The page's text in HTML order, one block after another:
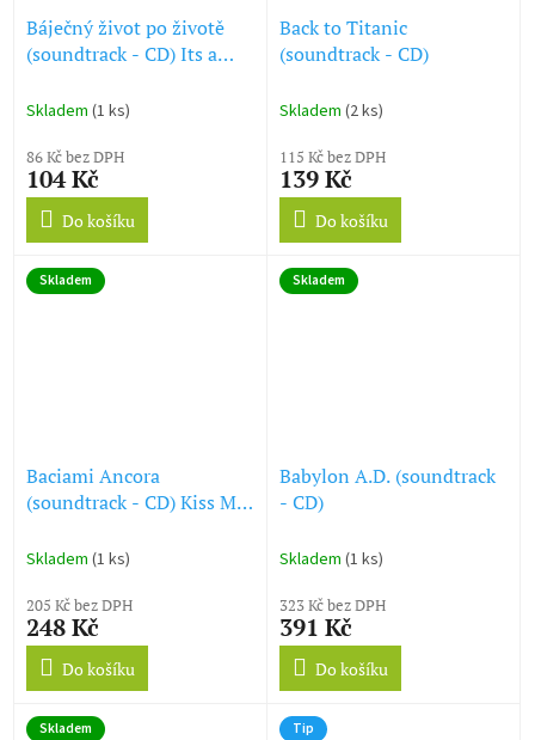
Báječný život po životě
(soundtrack - CD) Its a
Skladem (1 ks)
86 Kč bez DPH
104 Kč
Do košíku
Back to Titanic
(soundtrack - CD)
Skladem (2 ks)
115 Kč bez DPH
139 Kč
Do košíku
Skladem
Baciami Ancora
(soundtrack - CD) Kiss Me
Skladem (1 ks)
205 Kč bez DPH
248 Kč
Do košíku
Skladem
Babylon A.D. (soundtrack
- CD)
Skladem (1 ks)
323 Kč bez DPH
391 Kč
Do košíku
Skladem
Tip